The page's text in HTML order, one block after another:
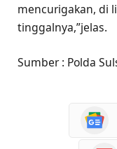
mencurigakan, di
tinggalnya,”jelas.
Sumber : Polda